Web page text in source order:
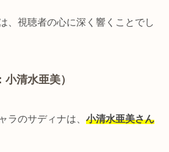
、視聴者の心に深く響くことでし
清水亜美）
ラのサディナは、 小清水亜美さん